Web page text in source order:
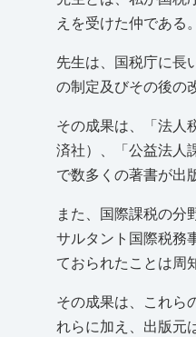
えを受けた仲である。
先生は、国税庁に長
の制定及びその後の
その成果は、「法人
済社）、「公益法人
で数多くの著書が出
また、国際課税の分
サルタント国際税務
ておられたことは周
その成果は、これら
れらに加え、出版元